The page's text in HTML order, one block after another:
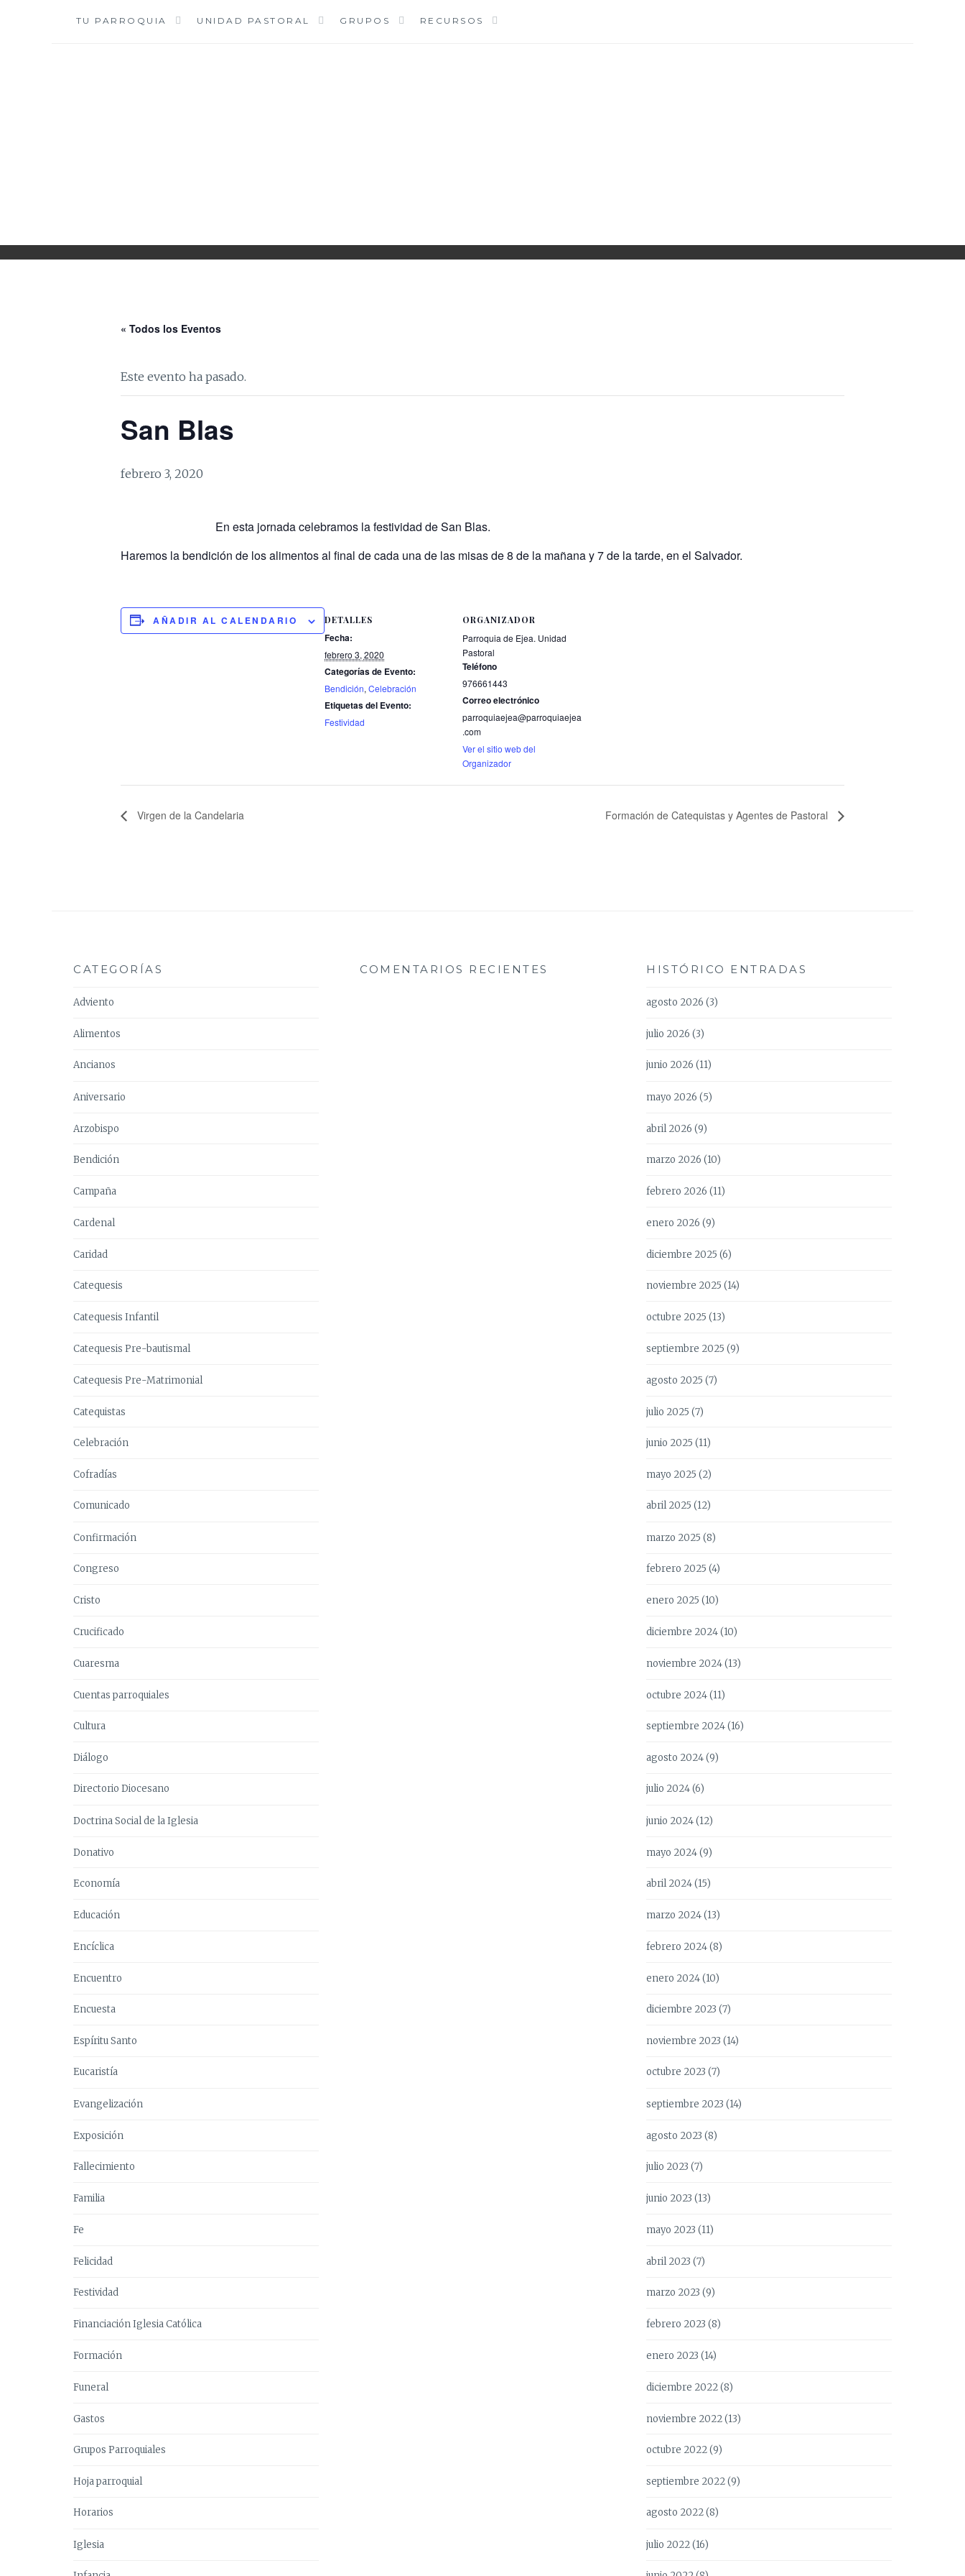
TU PARROQUIA UNIDAD PASTORAL GRUPOS RECURSOS
« Todos los Eventos
Este evento ha pasado.
San Blas
febrero 3, 2020
En esta jornada celebramos la festividad de San Blas.
Haremos la bendición de los alimentos al final de cada una de las misas de 8 de la mañana y 7 de la tarde, en el Salvador.
AÑADIR AL CALENDARIO DETALLES
Fecha:
febrero 3, 2020
Categorías de Evento:
Bendición, Celebración
Etiquetas del Evento:
Festividad
ORGANIZADOR
Parroquia de Ejea. Unidad
Pastoral
Teléfono
976661443
Correo electrónico
parroquiaejea@parroquiaejea
.com
Ver el sitio web del
Organizador
Virgen de la Candelaria Formación de Catequistas y Agentes de Pastoral
CATEGORÍAS
Adviento
Alimentos
Ancianos
Aniversario
Arzobispo
Bendición
Campaña
Cardenal
Caridad
Catequesis
Catequesis Infantil
Catequesis Pre-bautismal
Catequesis Pre-Matrimonial
Catequistas
Celebración
Cofradías
Comunicado
Confirmación
Congreso
Cristo
Crucificado
Cuaresma
Cuentas parroquiales
Cultura
Diálogo
Directorio Diocesano
Doctrina Social de la Iglesia
Donativo
Economía
Educación
Encíclica
Encuentro
Encuesta
Espíritu Santo
Eucaristía
Evangelización
Exposición
Fallecimiento
Familia
Fe
Felicidad
Festividad
Financiación Iglesia Católica
Formación
Funeral
Gastos
Grupos Parroquiales
Hoja parroquial
Horarios
Iglesia
COMENTARIOS RECIENTES HISTÓRICO ENTRADAS
agosto 2026 (3)
julio 2026 (3)
junio 2026 (11)
mayo 2026 (5)
abril 2026 (9)
marzo 2026 (10)
febrero 2026 (11)
enero 2026 (9)
diciembre 2025 (6)
noviembre 2025 (14)
octubre 2025 (13)
septiembre 2025 (9)
agosto 2025 (7)
julio 2025 (7)
junio 2025 (11)
mayo 2025 (2)
abril 2025 (12)
marzo 2025 (8)
febrero 2025 (4)
enero 2025 (10)
diciembre 2024(10)
noviembre 2024(13)
octubre 2024(11)
septiembre 2024(16)
agosto 2024(9)
julio 2024(6)
junio 2024(12)
mayo 2024(9)
abril 2024(15)
marzo 2024(13)
febrero 2024(8)
enero 2024(10)
diciembre 2023 (7)
noviembre 2023 (14)
octubre 2023 (7)
septiembre 2023 (14)
agosto 2023 (8)
julio 2023 (7)
junio 2023 (13)
mayo 2023 (11)
abril 2023 (7)
marzo 2023 (9)
febrero 2023 (8)
enero 2023 (14)
diciembre 2022(8)
noviembre 2022(13)
octubre 2022(9)
septiembre 2022(9)
agosto 2022(8)
julio 2022(16)